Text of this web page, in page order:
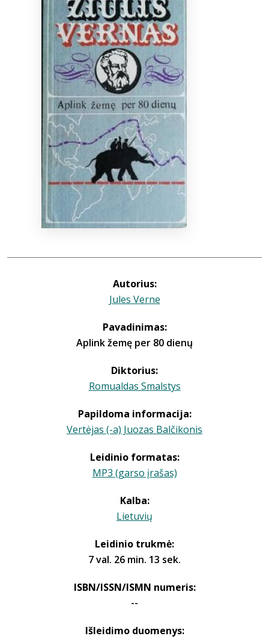
Bibliotekoms
Autorius:
Jules Verne
Pavadinimas:
Aplink žemę per 80 dienų
Diktorius:
Romualdas Smalstys
Papildoma informacija:
Vertėjas (-a) Juozas Balčikonis
Leidinio formatas:
MP3 (garso įrašas)
Kalba:
Lietuvių
Leidinio trukmė:
7 val. 26 min. 13 sek.
ISBN/ISSN/ISMN numeris:
--
Išleidimo duomenys: